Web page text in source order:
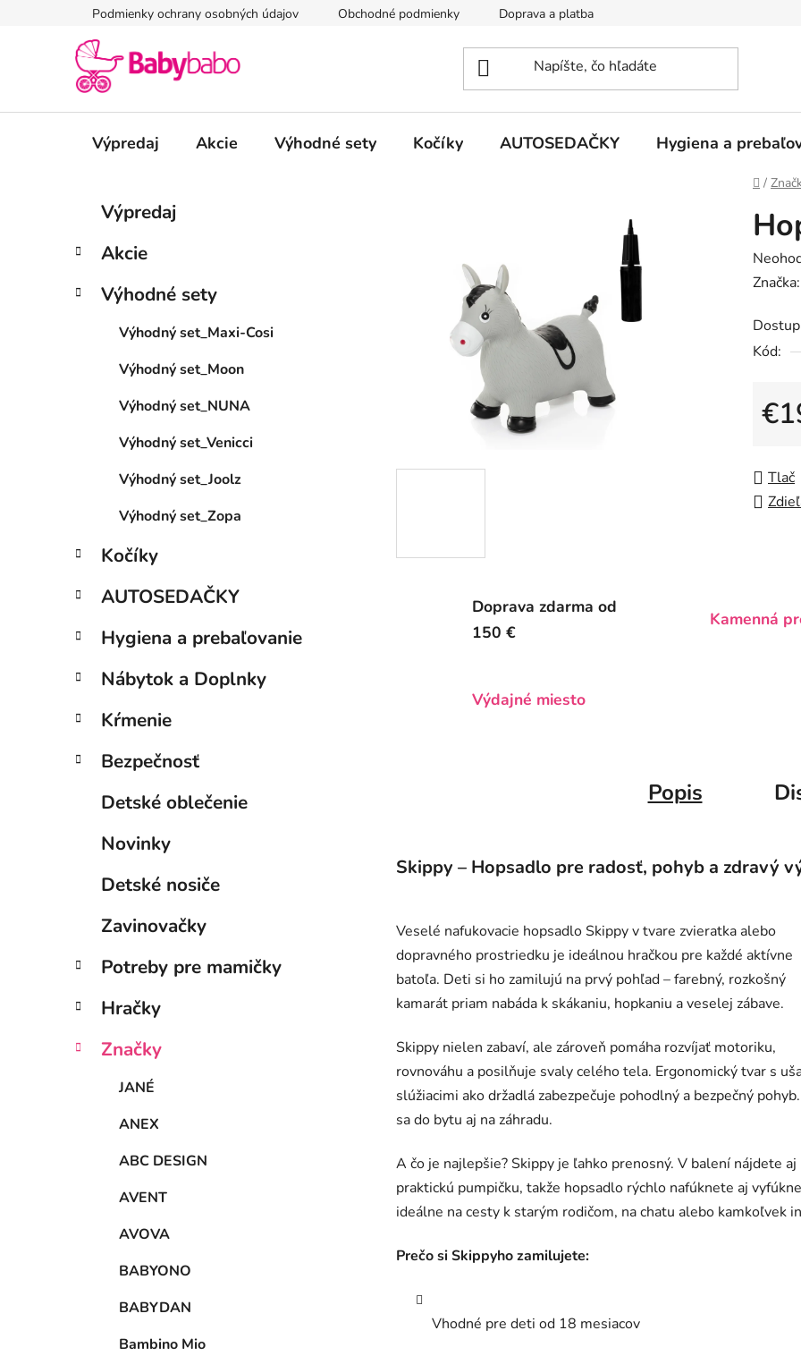
Podmienky ochrany osobných údajov Obchodné podmienky Doprava a platba
Výpredaj Akcie Výhodné sety Kočíky AUTOSEDAČKY Hygiena a
Domov
/
č
ý
Preskočiť
kategórie
e
ó
Výpredaj
Akcie
Výhodné sety
Výhodný set_Maxi-Cosi
Výhodný set_Moon
Výhodný set_NUNA
Výhodný set_Venicci
Výhodný set_Joolz
Výhodný set_Zopa
Kočíky
AUTOSEDAČKY
Hygiena a prebaľovanie
Nábytok a Doplnky
Kŕmenie
Bezpečnosť
Detské oblečenie
Novinky
Detské nosiče
Zavinovačky
Potreby pre mamičky
Hračky
Značky
JANÉ
ANEX
ABC DESIGN
AVENT
AVOVA
BABYONO
BABYDAN
Bambino Mio
je
0,0
Kód:
Tlač
Doprava zdarma od
150 €
Kamenná
Výdajné miesto
Popis
Skippy – Hopsadlo pre radosť, pohyb a zdravý
Veselé nafukovacie hopsadlo Skippy v tvare zvieratka alebo
dopravného prostriedku je ideálnou hračkou pre každé aktívne
batoľa. Deti si ho zamilujú na prvý pohľad – farebný, rozkošný
kamarát priam nabáda k skákaniu, hopkaniu a veselej zábave.
Skippy nielen zabaví, ale zároveň pomáha rozvíjať motoriku,
rovnováhu a posilňuje svaly celého tela. Ergonomický tvar s
slúžiacimi ako držadlá zabezpečuje pohodlný a bezpečný
sa do bytu aj na záhradu.
A čo je najlepšie? Skippy je ľahko prenosný. V balení nájdete aj
praktickú pumpičku, takže hopsadlo rýchlo nafúknete aj
ideálne na cesty k starým rodičom, na chatu alebo kamkoľvek
Prečo si Skippyho zamilujete:
Vhodné pre deti od 18 mesiacov